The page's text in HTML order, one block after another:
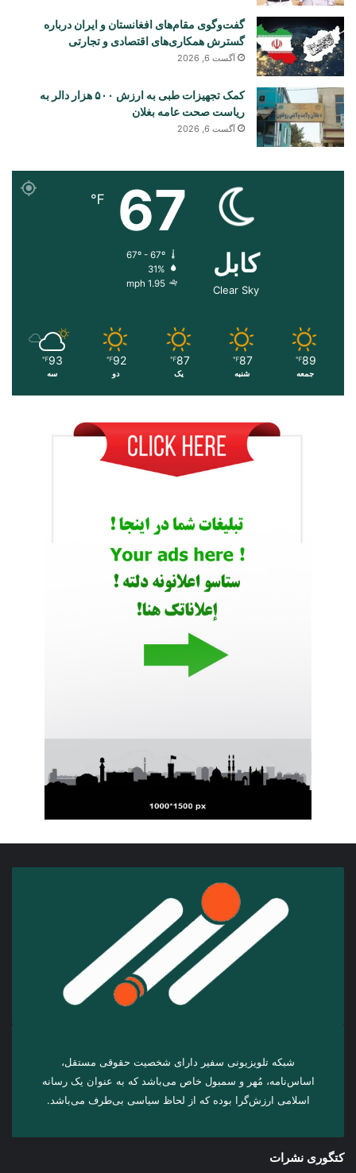
گفت‌وگوی مقام‌های افغانستان و ایران درباره
گسترش همکاری‌های اقتصادی و تجارتی
آگست 6, 2026
کمک تجهیزات طبی به ارزش ۵۰۰ هزار دالر به
ریاست صحت عامه بغلان
آگست 6, 2026
کابل
Clear Sky
67
℉
67º - 67º
31%
1.95 mph
89
℉
جمعه
87
℉
شنبه
87
℉
یک
92
℉
دو
93
℉
سه
شبکه تلویزیونی سفیر دارای شخصیت حقوقی مستقل،
اساس‌نامه، مُهر و سمبول خاص می‌باشد که به عنوان یک رسانه
اسلامی ارزش‌گرا بوده که از لحاظ سیاسی بی‌طرف می‌باشد.
کتگوری نشرات